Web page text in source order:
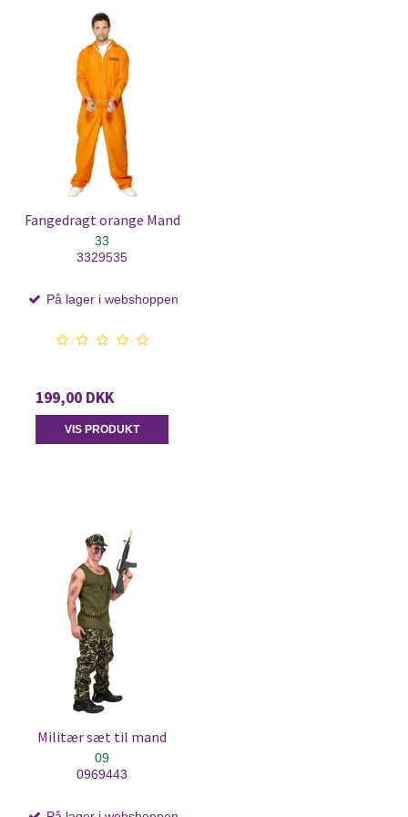
Fangedragt orange Mand
33
3329535
På lager i webshoppen
199,00 DKK
VIS PRODUKT
Militær sæt til mand
09
0969443